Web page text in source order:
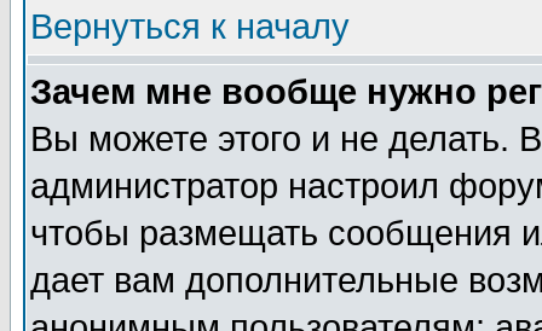
Вернуться к началу
Зачем мне вообще нужно
Вы можете этого и не делать.
администратор настроил
чтобы размещать сообщения
дает вам дополнительные